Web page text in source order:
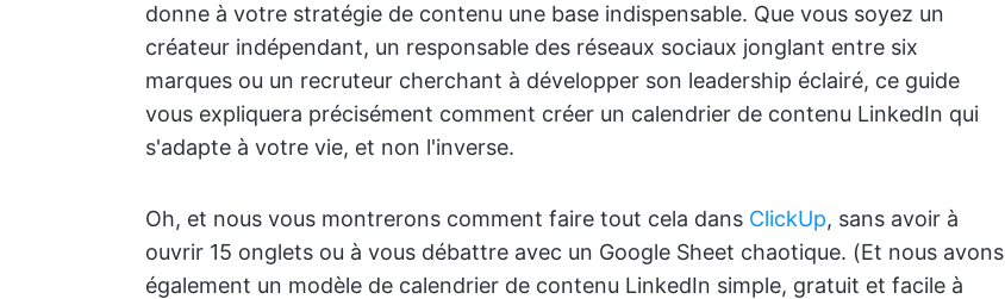
donne à votre stratégie de contenu une base indispensable. Que vous soyez un
créateur indépendant, un responsable des réseaux sociaux jonglant entre six
marques ou un recruteur cherchant à développer son leadership éclairé, ce guide
vous expliquera précisément comment créer un calendrier de contenu LinkedIn qui
s'adapte à votre vie, et non l'inverse.
Oh, et nous vous montrerons comment faire tout cela dans ClickUp, sans avoir à
ouvrir 15 onglets ou à vous débattre avec un Google Sheet chaotique. (Et nous avons
également un modèle de calendrier de contenu LinkedIn simple, gratuit et facile à